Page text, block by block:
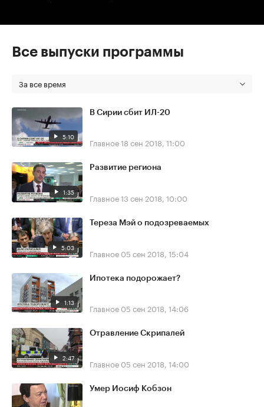
Все выпуски программы
За все время
5:10
В Сирии сбит ИЛ-20
Главное18 сен 2018, 11:00
1:35
Развитие региона
Главное13 сен 2018, 10:00
5:03
Тереза Мэй о подозреваемых
Главное 05 сен 2018, 15:04
1:13
Ипотека подорожает?
Главное 05 сен 2018, 14:06
2:47
Отравление Скрипалей
Главное 05 сен 2018, 14:00
Умер Иосиф Кобзон